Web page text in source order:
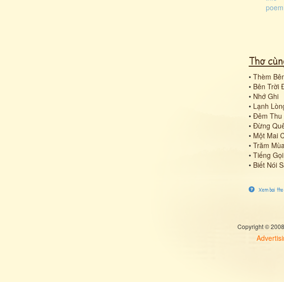
Thơ
• Thèm
• Bên Trời
• Nhớ Ghi
• Lạnh
• Đêm Thu
• Đừng
• Một Mai
• Trăm
• Tiếng
• Biết Nói
Xem bai
Copyright ©